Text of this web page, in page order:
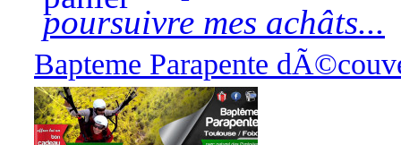
poursuivre mes achâts...
Bapteme Parapente